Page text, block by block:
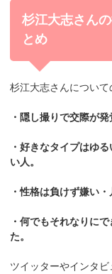
杉江大志さん
とめ
杉江大志さんについて
・隠し撮りで交際が
・好きなタイプはゆ
い人。
・性格は負けず嫌い・
・何でもそれなりに
た。
ツイッターやインタ